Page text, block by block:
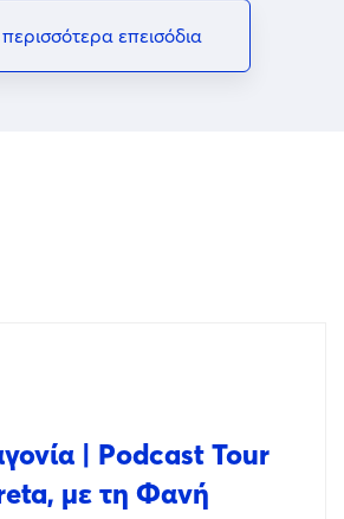
επεισόδια
| Podcast Tour
με τη Φανή